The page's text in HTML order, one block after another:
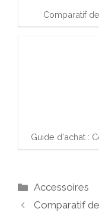
Comparatif
Guide d'achat :
Catégories
Accessoires
Comparatif